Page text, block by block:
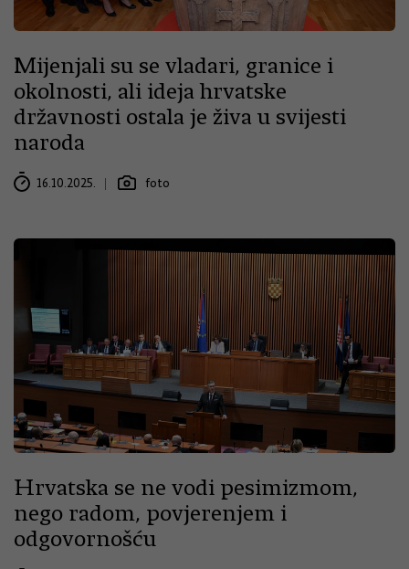
Mijenjali su se vladari, granice i
okolnosti, ali ideja hrvatske
državnosti ostala je živa u svijesti
naroda
16.10.2025. foto
Hrvatska se ne vodi pesimizmom,
nego radom, povjerenjem i
odgovornošću